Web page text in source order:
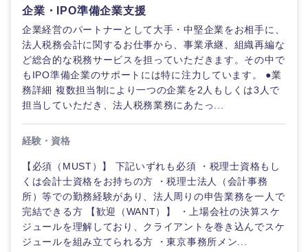
奈良県 和歌山県
中国・四国地方
鳥取県 島根県
岡山県 広島県
企業・IPO準備企業支援
企業経営のパートナーとして大手・中堅企業をお相手に、
法人税務会計に関するお仕事から、事業承継、組織再編な
ど総合的な税務サービスを担っていただきます。その中で
もIPO準備企業のサポートには特に注力しています。 ●業
務詳細 複数担当制により一つの企業を2人もしくは3人で
担当していただき、法人税務業務にあたっ...
経験・資格
【必須（MUST）】 下記いずれも必須 ・税理士資格もし
くは会計士資格をお持ちの方 ・税理士法人（会計事務
所）等での勤務経験があり、法人周りの申告業務を一人で
完結できる方 【歓迎（WANT）】 ・上場会社の決算スケ
ジュールを理解しており、クライアントを巻き込んでスケ
ジュールを組み立てられる方 ・東京事務所メン...